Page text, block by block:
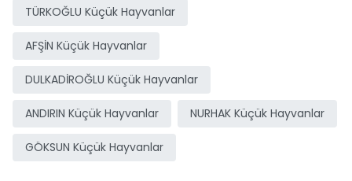
TÜRKOĞLU Küçük Hayvanlar
AFŞİN Küçük Hayvanlar
DULKADİROĞLU Küçük Hayvanlar
ANDIRIN Küçük Hayvanlar NURHAK Küçük Hayvanlar
GÖKSUN Küçük Hayvanlar